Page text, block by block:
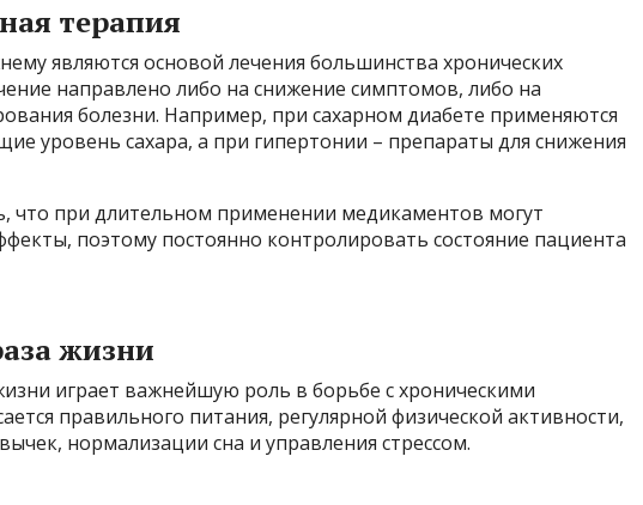
терапия
являются основой лечения большинства хронических
направлено либо на снижение симптомов, либо на
болезни. Например, при сахарном диабете применяются
уровень сахара, а при гипертонии – препараты для снижения
что при длительном применении медикаментов могут
поэтому постоянно контролировать состояние пациента
жизни
играет важнейшую роль в борьбе с хроническими
правильного питания, регулярной физической активности,
нормализации сна и управления стрессом.